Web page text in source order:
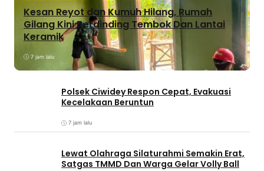
Kesan Reyot dan Kumuh Hilang, Rumah
Gilang Kini Berdinding Tembok Dan Lantai
Keramik
7 jam lalu
Polsek Ciwidey Respon Cepat, Evakuasi
Kecelakaan Beruntun
7 jam lalu
Lewat Olahraga Silaturahmi Semakin Erat,
Satgas TMMD Dan Warga Gelar Volly Ball